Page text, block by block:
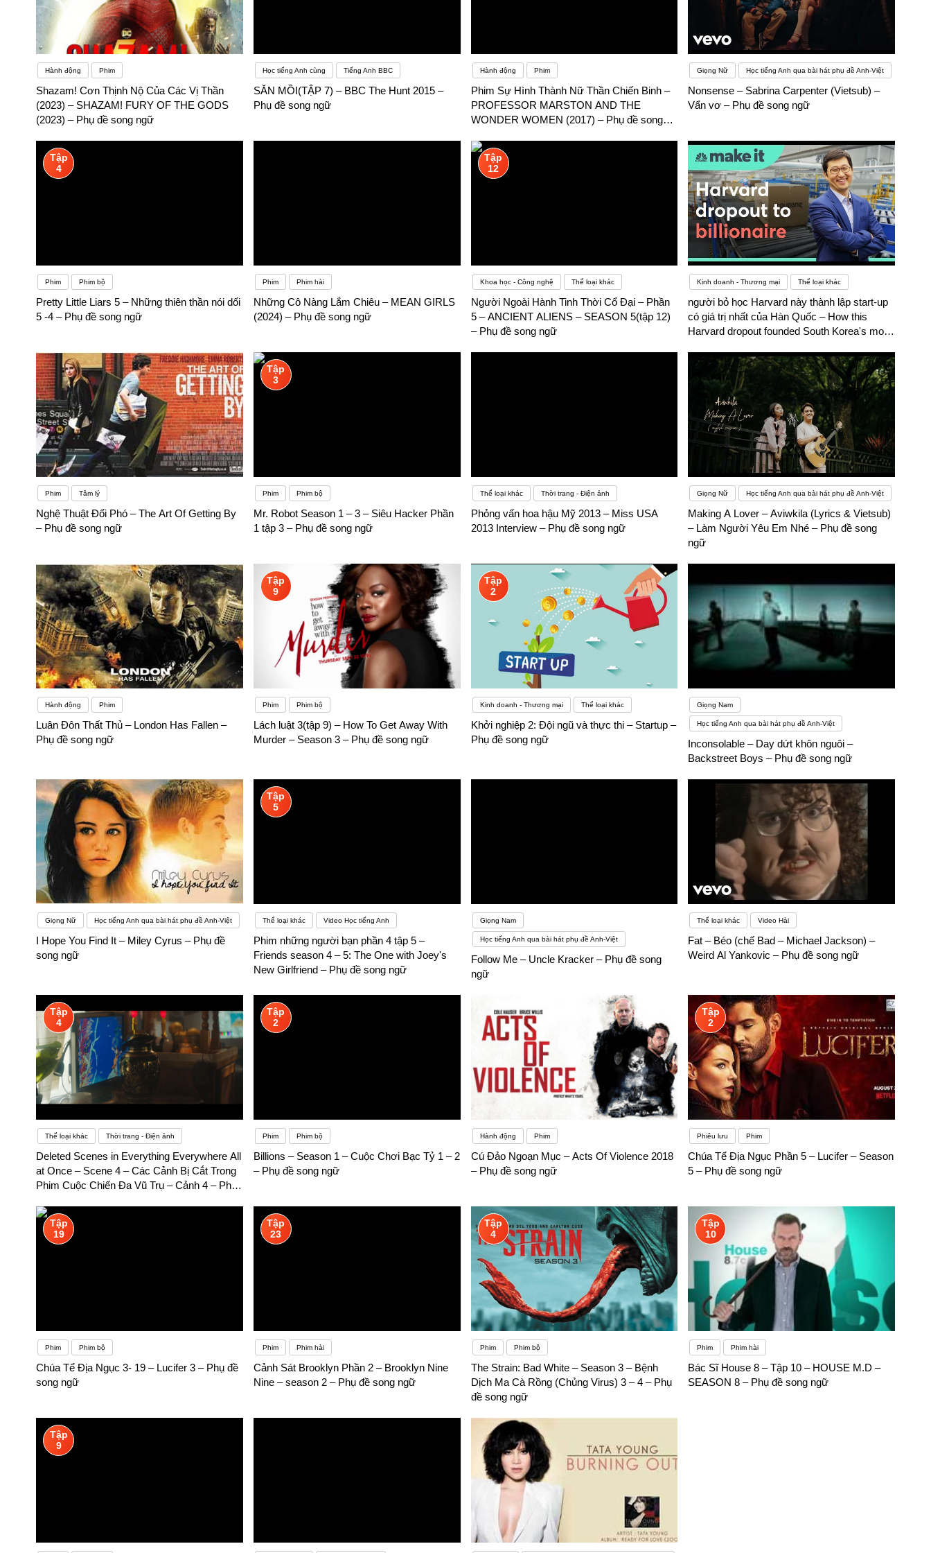
Hành động Phim
Shazam! Cơn Thịnh Nộ Của Các Vị Thần
(2023) – SHAZAM! FURY OF THE GODS
(2023) – Phụ đề song ngữ
Học tiếng Anh cùng Tiếng Anh BBC
SĂN MỒI(TẬP 7) – BBC The Hunt 2015 –
Phụ đề song ngữ
Hành động Phim
Phim Sự Hình Thành Nữ Thần Chiến Binh –
PROFESSOR MARSTON AND THE
WONDER WOMEN (2017) – Phụ đề song
Giọng Nữ Học tiếng Anh qua bài hát phụ đề Anh-Việt
Nonsense – Sabrina Carpenter (Vietsub) –
Vẩn vơ – Phụ đề song ngữ
Tập
4
Phim Phim bộ
Pretty Little Liars 5 – Những thiên thần nói dối
5 -4 – Phụ đề song ngữ
Phim Phim hài
Những Cô Nàng Lắm Chiêu – MEAN GIRLS
(2024) – Phụ đề song ngữ
Tập
12
Khoa học - Công nghệ Thể loại khác
Người Ngoài Hành Tinh Thời Cổ Đại – Phần
5 – ANCIENT ALIENS – SEASON 5(tập 12)
– Phụ đề song ngữ
Kinh doanh - Thương mại Thể loại khác
người bỏ học Harvard này thành lập start-up
có giá trị nhất của Hàn Quốc – How this
Harvard dropout founded South Korea's most
Phim Tâm lý
Nghệ Thuật Đối Phó – The Art Of Getting By
– Phụ đề song ngữ
Tập
3
Phim Phim bộ
Mr. Robot Season 1 – 3 – Siêu Hacker Phần
1 tập 3 – Phụ đề song ngữ
Thể loại khác Thời trang - Điện ảnh
Phỏng vấn hoa hậu Mỹ 2013 – Miss USA
2013 Interview – Phụ đề song ngữ
Giọng Nữ Học tiếng Anh qua bài hát phụ đề Anh-Việt
Making A Lover – Aviwkila (Lyrics & Vietsub)
– Làm Người Yêu Em Nhé – Phụ đề song
ngữ
Hành động Phim
Luân Đôn Thất Thủ – London Has Fallen –
Phụ đề song ngữ
Tập
9
Phim Phim bộ
Lách luật 3(tập 9) – How To Get Away With
Murder – Season 3 – Phụ đề song ngữ
Tập
2
Kinh doanh - Thương mại Thể loại khác
Khởi nghiệp 2: Đội ngũ và thực thi – Startup –
Phụ đề song ngữ
Giọng Nam
Học tiếng Anh qua bài hát phụ đề Anh-Việt
Inconsolable – Day dứt khôn nguôi –
Backstreet Boys – Phụ đề song ngữ
Giọng Nữ Học tiếng Anh qua bài hát phụ đề Anh-Việt
I Hope You Find It – Miley Cyrus – Phụ đề
song ngữ
Tập
5
Thể loại khác Video Học tiếng Anh
Phim những người bạn phần 4 tập 5 –
Friends season 4 – 5: The One with Joey's
New Girlfriend – Phụ đề song ngữ
Giọng Nam
Học tiếng Anh qua bài hát phụ đề Anh-Việt
Follow Me – Uncle Kracker – Phụ đề song
ngữ
Thể loại khác Video Hài
Fat – Béo (chế Bad – Michael Jackson) –
Weird Al Yankovic – Phụ đề song ngữ
Tập
4
Thể loại khác Thời trang - Điện ảnh
Deleted Scenes in Everything Everywhere All
at Once – Scene 4 – Các Cảnh Bị Cắt Trong
Phim Cuộc Chiến Đa Vũ Trụ – Cảnh 4 – Phụ
Tập
2
Phim Phim bộ
Billions – Season 1 – Cuộc Chơi Bạc Tỷ 1 – 2
– Phụ đề song ngữ
Hành động Phim
Cú Đảo Ngoạn Mục – Acts Of Violence 2018
– Phụ đề song ngữ
Tập
2
Phiêu lưu Phim
Chúa Tể Địa Ngục Phần 5 – Lucifer – Season
5 – Phụ đề song ngữ
Tập
19
Phim Phim bộ
Chúa Tể Địa Ngục 3- 19 – Lucifer 3 – Phụ đề
song ngữ
Tập
23
Phim Phim hài
Cảnh Sát Brooklyn Phần 2 – Brooklyn Nine
Nine – season 2 – Phụ đề song ngữ
Tập
4
Phim Phim bộ
The Strain: Bad White – Season 3 – Bệnh
Dịch Ma Cà Rồng (Chủng Virus) 3 – 4 – Phụ
đề song ngữ
Tập
10
Phim Phim hài
Bác Sĩ House 8 – Tập 10 – HOUSE M.D –
SEASON 8 – Phụ đề song ngữ
Tập
9